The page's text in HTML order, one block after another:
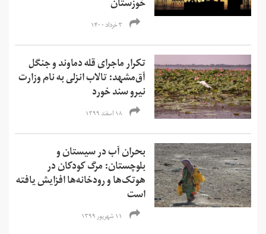
خوزستان
۳ خرداد ۱۴۰۰
تکرار ماجرای قله دماوند و جنگل‌
آق‌مشهد: تالاب انزلی به نام وزارت
نیرو سند خورد
۱۸ اسفند ۱۳۹۹
بحران آب در سیستان و
بلوچستان: مرگ کودکان در
هوتک‌ها و رودخانه‌ها افزایش یافته
است
۱۱ شهریور ۱۳۹۹